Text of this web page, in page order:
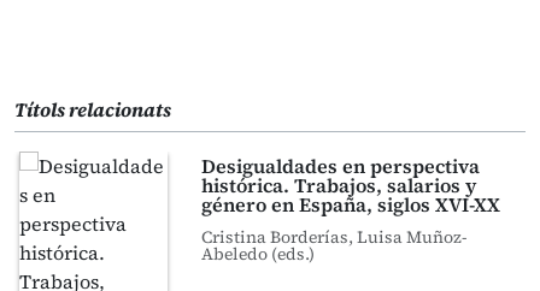
Títols relacionats
Desigualdades en perspectiva
histórica. Trabajos, salarios y
género en España, siglos XVI-XX
Cristina Borderías, Luisa Muñoz-
Abeledo (eds.)